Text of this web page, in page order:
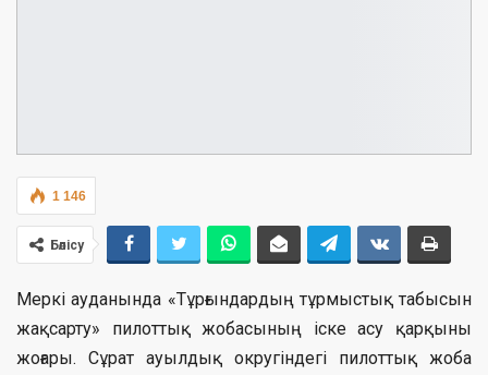
1 146
Бөлісу
Меркі ауданында «Тұрғындардың тұрмыстық табысын
жақсарту» пилоттық жобасының іске асу қарқыны
жоғары. Сұрат ауылдық округіндегі пилоттық жоба